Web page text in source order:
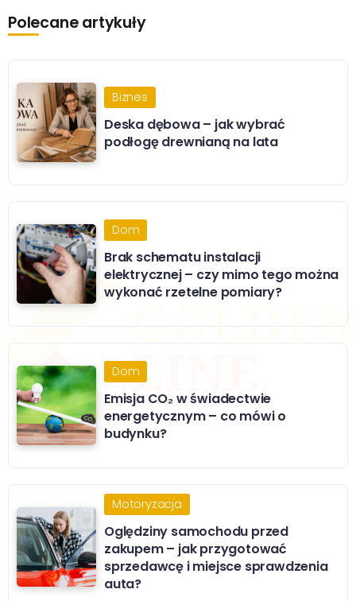
Polecane artykuły
Biznes
Deska dębowa – jak wybrać
podłogę drewnianą na lata
Dom
Brak schematu instalacji
elektrycznej – czy mimo tego można
wykonać rzetelne pomiary?
Dom
Emisja CO₂ w świadectwie
energetycznym – co mówi o
budynku?
Motoryzacja
Oględziny samochodu przed
zakupem – jak przygotować
sprzedawcę i miejsce sprawdzenia
auta?